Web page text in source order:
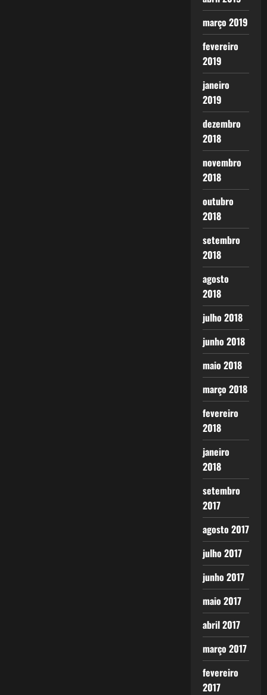
março 2019
fevereiro
2019
janeiro
2019
dezembro
2018
novembro
2018
outubro
2018
setembro
2018
agosto
2018
julho 2018
junho 2018
maio 2018
março 2018
fevereiro
2018
janeiro
2018
setembro
2017
agosto 2017
julho 2017
junho 2017
maio 2017
abril 2017
março 2017
fevereiro
2017